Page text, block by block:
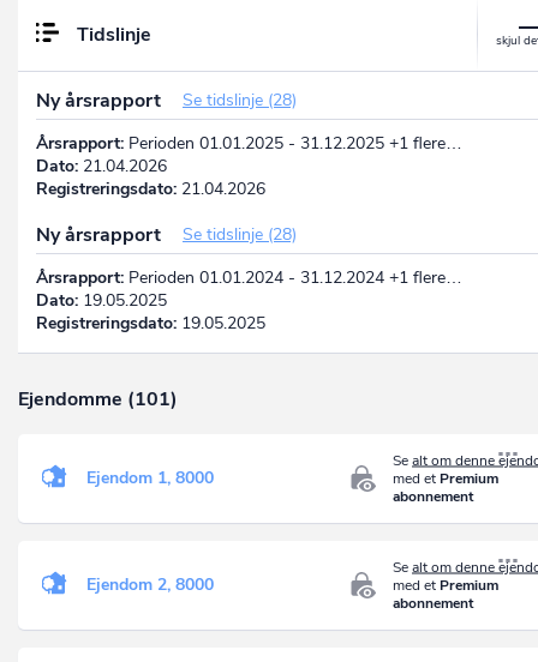
Tidslinje
Ny årsrapport
Se tidslinje (28)
Årsrapport: Perioden 01.01.2025 - 31.12.2025 +1 flere…
Dato: 21.04.2026
Registreringsdato: 21.04.2026
Ny årsrapport
Se tidslinje (28)
Årsrapport: Perioden 01.01.2024 - 31.12.2024 +1 flere…
Dato: 19.05.2025
Registreringsdato: 19.05.2025
Ejendomme (101)
Sealt om denne
med et Premium
abonnement
Ejendom 1, 8000
Sealt om denne
med et Premium
abonnement
Ejendom 2, 8000